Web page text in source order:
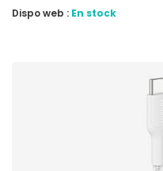
Dispo web : En stock